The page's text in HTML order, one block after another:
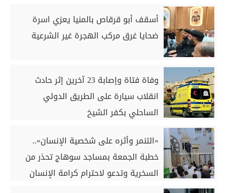
أسقف أبو قرقاص بالمنيا يعزي اسرة
ضحايا غرق مركب الهجرة غير الشرعية
وفاة فتاة وإصابة 23 آخرين إثر حادث
انقلاب سيارة على الطريق الدولي
الساحلي بكفر الشيخ
«التنمر وأثره على شخصية الإنسان»..
خطبة الجمعة بمساجد سوهاج تحذر من
السخرية وتدعو لاحترام كرامة الإنسان